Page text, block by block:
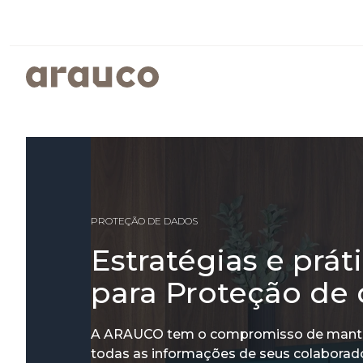
ARAUCO MELAMINA
ARAUCO COLOR
RELATÓRIOS DE SUSTENTABILIDADE
PROTEÇÃO DE DADOS
Estratégias e
para Proteção de
A ARAUCO tem o compromisso de
todas as informações de seus